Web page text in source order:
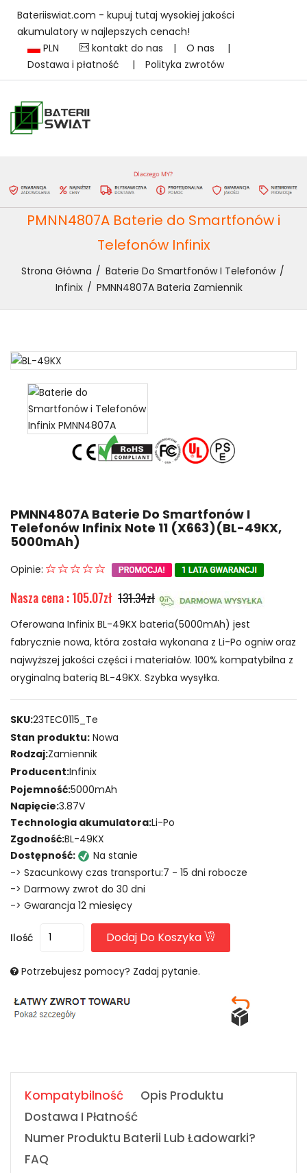
Bateriiswiat.com - kupuj tutaj wysokiej jakości
akumulatory w najlepszych cenach!
PLN
kontakt do nas | O nas
|
Dostawa i płatność
| Polityka zwrotów
PMNN4807A Baterie do Smartfonów i
Telefonów Infinix
Strona Główna
Baterie Do Smartfonów I Telefonów
Infinix
PMNN4807A Bateria Zamiennik
PMNN4807A Baterie Do Smartfonów I
Telefonów Infinix Note 11 (X663)(BL-49KX,
5000mAh)
Opinie:
Nasza cena : 105.07zł 131.34zł
Oferowana Infinix BL-49KX bateria(5000mAh) jest
fabrycznie nowa, która została wykonana z Li-Po ogniw oraz
najwyższej jakości części i materiałów. 100% kompatybilna z
oryginalną baterią BL-49KX. Szybka wysyłka.
SKU:23TEC0115_Te
Stan produktu: Nowa
Rodzaj:Zamiennik
Producent:Infinix
Pojemność:5000mAh
Napięcie:3.87V
Technologia akumulatora:Li-Po
Zgodność:BL-49KX
Dostępność:
Na stanie
-> Szacunkowy czas transportu:7 - 15 dni robocze
-> Darmowy zwrot do 30 dni
-> Gwarancja 12 miesięcy
Ilość Dodaj Do Koszyka
Potrzebujesz pomocy? Zadaj pytanie.
Kompatybilność
Opis Produktu
Dostawa I Płatność
Numer Produktu Baterii Lub Ładowarki?
FAQ